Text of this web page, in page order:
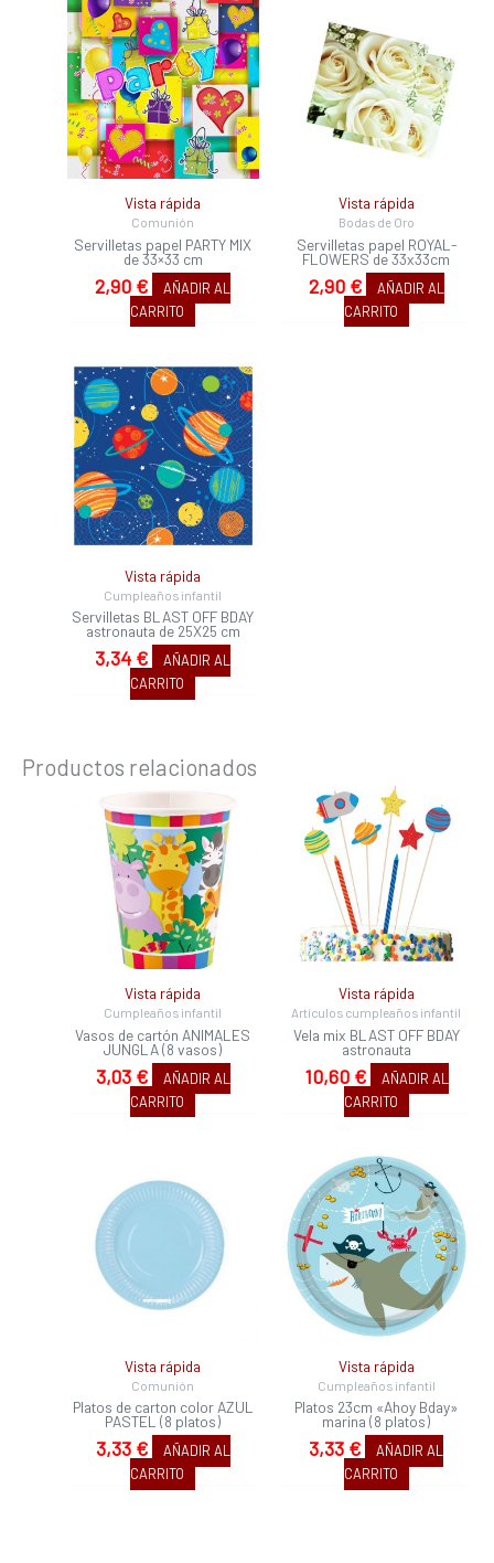
Vista rápida
Comunión
Servilletas papel PARTY MIX
de 33×33 cm
2,90 €
AÑADIR AL
CARRITO
Vista rápida
Bodas de Oro
Servilletas papel ROYAL-
FLOWERS de 33x33cm
2,90 €
AÑADIR AL
CARRITO
Vista rápida
Cumpleaños infantil
Servilletas BLAST OFF BDAY
astronauta de 25X25 cm
3,34 €
AÑADIR AL
CARRITO
Productos relacionados
Vista rápida
Cumpleaños infantil
Vasos de cartón ANIMALES
JUNGLA (8 vasos)
3,03 €
AÑADIR AL
CARRITO
Vista rápida
Artículos cumpleaños infantil
Vela mix BLAST OFF BDAY
astronauta
10,60 €
AÑADIR AL
CARRITO
Vista rápida
Comunión
Platos de carton color AZUL
PASTEL (8 platos)
3,33 €
AÑADIR AL
CARRITO
Vista rápida
Cumpleaños infantil
Platos 23cm «Ahoy Bday»
marina (8 platos)
3,33 €
AÑADIR AL
CARRITO